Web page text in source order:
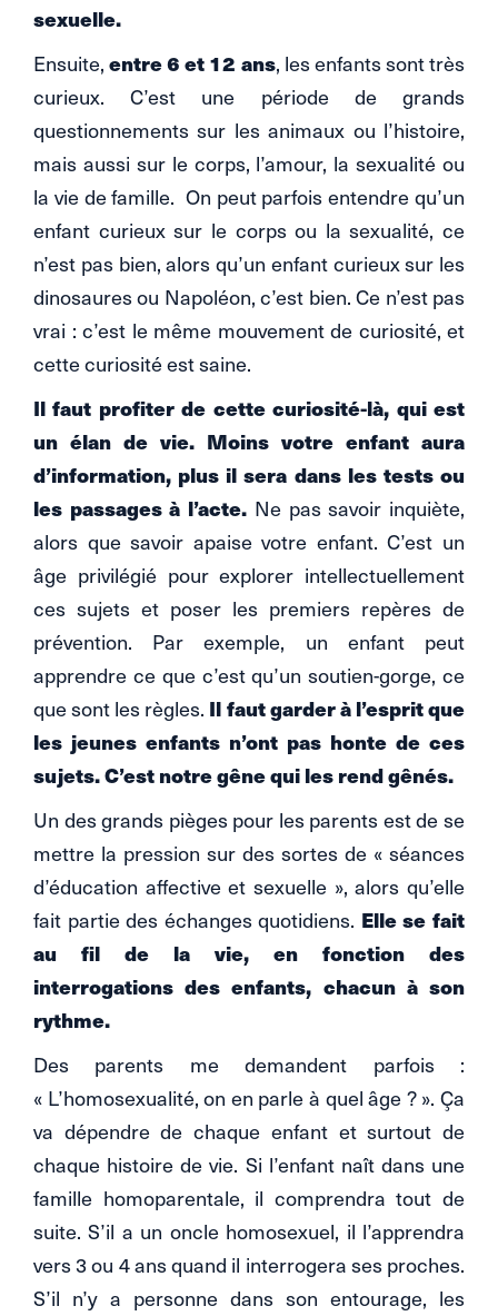
sexuelle.
Ensuite,entre 6 et 12 ans, les enfants sont très
curieux. C’est une période de grands
questionnements sur les animaux ou l’histoire,
mais aussi sur le corps, l’amour, la sexualité ou
la vie de famille. On peut parfois entendre qu’un
enfant curieux sur le corps ou la sexualité, ce
n’est pas bien, alors qu’un enfant curieux sur les
dinosaures ou Napoléon, c’est bien. Ce n’est pas
vrai : c’est le même mouvement de curiosité, et
cette curiosité est saine.
Il faut profiter de cette curiosité-là, qui est
un élan de vie. Moins votre enfant aura
d’information, plus il sera dans les tests ou
les passages à l’acte. Ne pas savoir inquiète,
alors que savoir apaise votre enfant. C’est un
âge privilégié pour explorer intellectuellement
ces sujets et poser les premiers repères de
prévention. Par exemple, un enfant peut
apprendre ce que c’est qu’un soutien-gorge, ce
que sont les règles. Il faut garder à l’esprit que
les jeunes enfants n’ont pas honte de ces
sujets. C’est notre gêne qui les rend gênés.
Un des grands pièges pour les parents est de se
mettre la pression sur des sortes de « séances
d’éducation affective et sexuelle », alors qu’elle
fait partie des échanges quotidiens. Elle se fait
au fil de la vie, en fonction des
interrogations des enfants, chacun à son
rythme.
Des parents me demandent parfois :
« L’homosexualité, on en parle à quel âge ? ». Ça
va dépendre de chaque enfant et surtout de
chaque histoire de vie. Si l’enfant naît dans une
famille homoparentale, il comprendra tout de
suite. S’il a un oncle homosexuel, il l’apprendra
vers 3 ou 4 ans quand il interrogera ses proches.
S’il n’y a personne dans son entourage, les